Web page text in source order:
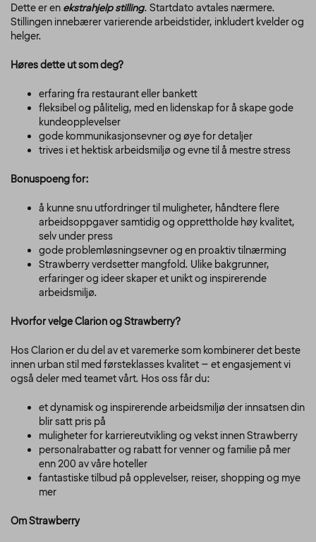
Dette er en ekstrahjelp stilling. Startdato avtales nærmere.
Stillingen innebærer varierende arbeidstider, inkludert kvelder og
helger.
Høres dette ut som deg?
erfaring fra restaurant eller bankett
fleksibel og pålitelig, med en lidenskap for å skape gode
kundeopplevelser
gode kommunikasjonsevner og øye for detaljer
trives i et hektisk arbeidsmiljø og evne til å mestre stress
Bonuspoeng for:
å kunne snu utfordringer til muligheter, håndtere flere
arbeidsoppgaver samtidig og opprettholde høy kvalitet,
selv under press
gode problemløsningsevner og en proaktiv tilnærming
Strawberry verdsetter mangfold. Ulike bakgrunner,
erfaringer og ideer skaper et unikt og inspirerende
arbeidsmiljø.
Hvorfor velge Clarion og Strawberry?
Hos Clarion er du del av et varemerke som kombinerer det beste
innen urban stil med førsteklasses kvalitet – et engasjement vi
også deler med teamet vårt. Hos oss får du:
et dynamisk og inspirerende arbeidsmiljø der innsatsen din
blir satt pris på
muligheter for karriereutvikling og vekst innen Strawberry
personalrabatter og rabatt for venner og familie på mer
enn 200 av våre hoteller
fantastiske tilbud på opplevelser, reiser, shopping og mye
mer
Om Strawberry